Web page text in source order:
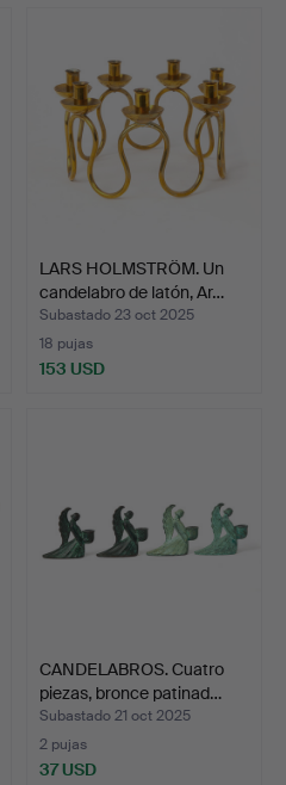
LARS HOLMSTRÖM. Un
candelabro de latón, Ar…
Subastado 23 oct 2025
18 pujas
153 USD
CANDELABROS. Cuatro
piezas, bronce patinad…
Subastado 21 oct 2025
2 pujas
37 USD